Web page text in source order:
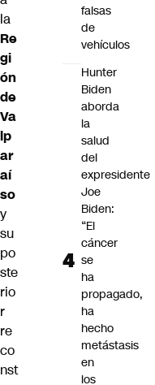
la
Re
gi
ón
de
Va
lp
ar
aí
so
y
su
po
ste
rio
r
re
co
nst
falsas
de
vehículos
Hunter
Biden
aborda
la
salud
del
expresidente
Joe
Biden:
“El
cáncer
se
ha
propagado,
ha
hecho
metástasis
en
los